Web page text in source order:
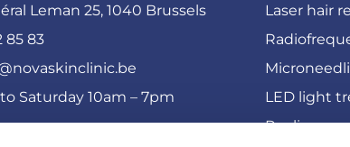
Leman 25, 1040 Brussels
85 83
Saturday 10am – 7pm
Laser hair
LED light
Peeling